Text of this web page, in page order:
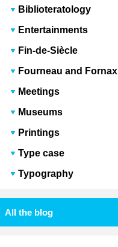
Biblioteratology
Entertainments
Fin-de-Siècle
Fourneau and Fornax
Meetings
Museums
Printings
Type case
Typography
All the blog